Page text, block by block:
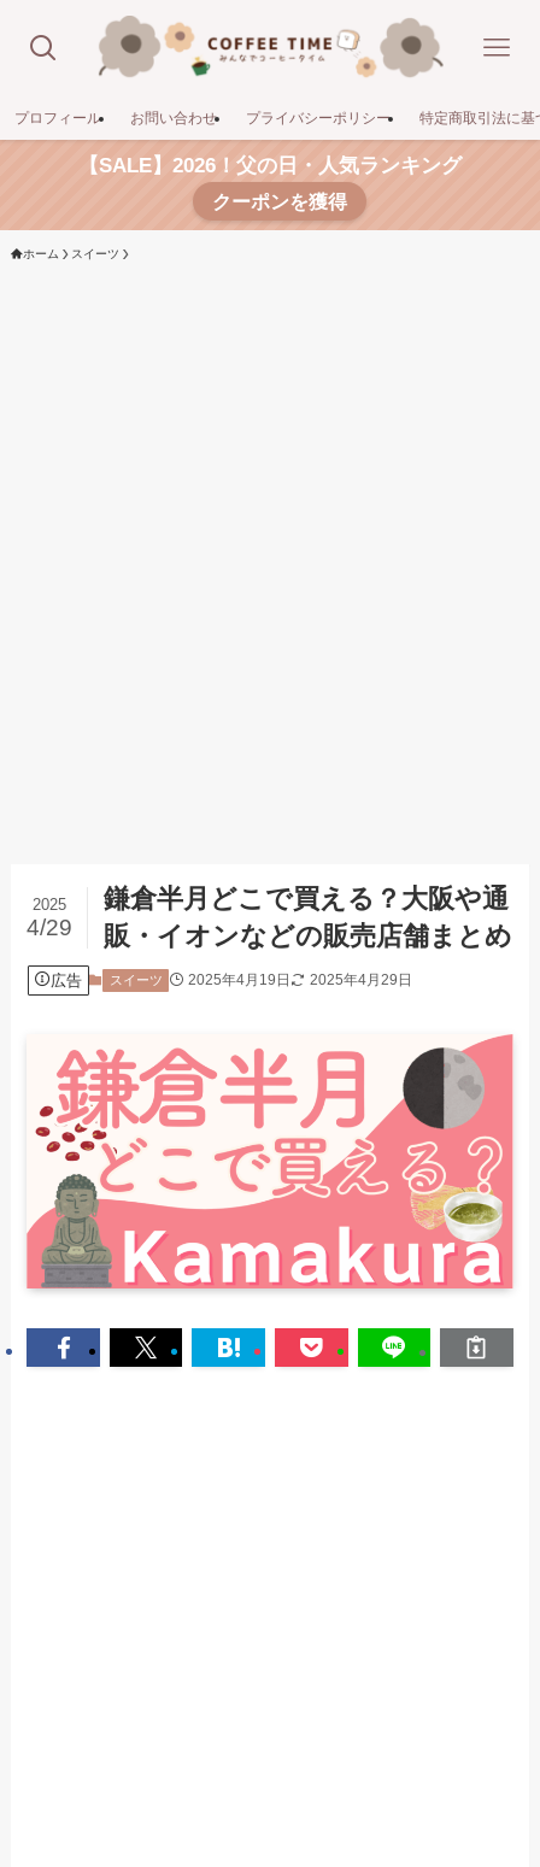
プロフィール お問い合わせ プライバシーポリシー 特定商取引法に基
【SALE】2026！父の日・人気ランキング
クーポンを獲得
ホーム スイーツ
鎌倉半月どこで買える？大阪や通
販・イオンなどの販売店舗まとめ
2025
4/29
広告 スイーツ 2025年4月19日 2025年4月29日